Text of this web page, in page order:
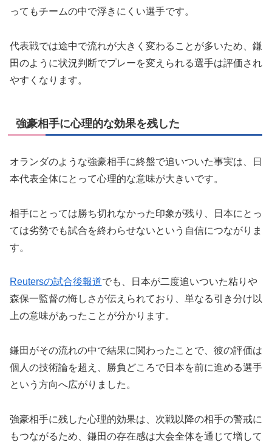
ってもチームの中で浮きにくい選手です。
代表戦では途中で流れが大きく変わることが多いため、鎌
田のように状況判断でプレーを変えられる選手は評価され
やすくなります。
強豪相手に心理的な効果を残した
オランダのような強豪相手に終盤で追いついた事実は、日
本代表全体にとって心理的な意味が大きいです。
相手にとっては勝ち切れなかった印象が残り、日本にとっ
ては劣勢でも試合を終わらせないという自信につながりま
す。
Reutersの試合後報道でも、日本が二度追いついた粘りや
森保一監督の悔しさが伝えられており、単なる引き分け以
上の意味があったことが分かります。
鎌田がその流れの中で結果に関わったことで、彼の評価は
個人の技術論を超え、勝負どころで日本を前に進める選手
という方向へ広がりました。
強豪相手に残した心理的効果は、次戦以降の相手の警戒に
もつながるため、鎌田の存在感は大会全体を通じて増して